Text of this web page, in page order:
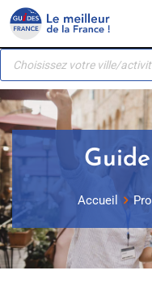
Panneau de gestion des
Skip
content
Recherche
produits
Accueil